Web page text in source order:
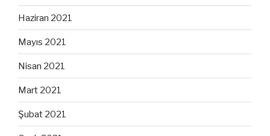
Haziran 2021
Mayıs 2021
Nisan 2021
Mart 2021
Şubat 2021